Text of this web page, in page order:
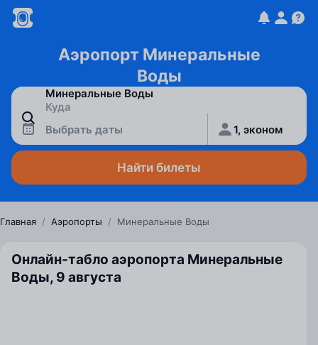
Аэропорт Минеральные
Воды
Выбрать даты 1, эконом
Найти билеты
Главная / Аэропорты / Минеральные Воды
Онлайн-табло аэропорта Минеральные
Воды, 9 августа